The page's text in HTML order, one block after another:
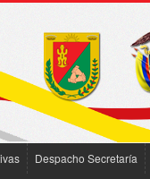
Despacho Secretaría